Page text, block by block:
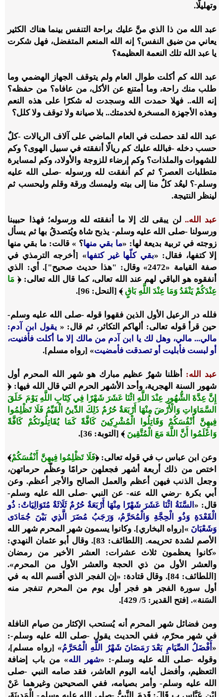
وتهليلًا.
عبد الله من ذا الذي منَّ عليك براحة التنفس بينما هناك الكثير
يعاني من ضيق النفس؟ إنه الله المنعم المتفضل، فهل شكرت
يا عبد الله تلك النعمة العظيمة؟
عبد الله كم أكلت طوال العام ولم يتوقف الجهاز الهضمي وما
طلب منك راحة، وما أمتنع عن الأكل، من عافاه؟ من حفظه؟
إنه الله.. فهلا حمدت الله وسجدت له شكرًا على هذه النعم
وهذه الأجهزة المسخرة لخدمتك.. بلا صيانة ولا توقف ولا كلل؟
عبد الله لقد حصلت في العام الماضي على آلاف الريالات -كلٌ
حسب دخله -فبالله عليك كم ريالًا أنفقته في سبيل الهوى؟ وكم
للشهوات والملذات؟ وكم إرضاء للزوجة والأولاد، وكم لمسايرة
متطلبات العصر؟ ثم كم أنفقت لله ورسوله -صلى الله عليه
وسلم-؟ ليعُد كلٌ منا إلى بيته وليمسك ورقة وقلم وليحسب ثم
لينظر النتيجة.
عبد الله.. لن يبقى لك إلا ما أنفقته لله ورسوله؛ فهذا حبيبنا
ورسولنا -صلى الله عليه وسلم- يذبح شاة ويُتصدقُ بها ثم يسأل
زوجته في تربية بديعة لها: «ما بقي منها؟ » قالت: ما بقي منها
إلا كتفها، فقال: «بقي كلّها غير كتفها» [أخرجه الترمذي في
صفة القيامة «2472» وقال: "هذا حديث صحيح"]. أي: الذي
أنفقوه هو الباقي لهم عند الله تعالى، كما قال الله تعالى:﴿ مَا
عِنْدَكُمْ يَنْفَدُ وَمَا عِنْدَ اللَّهِ بَاقٍ ﴾ [النحل: 96] .
فلله در الرعيل الأول الذين فقهوا قوله -صلى الله عليه وسلم-
حين قرأ قوله تعالى: ألهاكم التكاثر، ثم قال: « يقول ابن آدم:
مالي... مالي، وهل لك يا ابن آدم من مالك إلا ما أكلت فأفنيت،
أو لبست فأبليت أو تصدقت فأمضيت» [رواه مسلم].
عبد الله: أظلنا شهرٌ عظيم مبارك هو شهر الله المحرم أول
شهور السنة الهجرية، وأحد الأشهر الحرم التي قال الله فيها: ﴿
إِنَّ عِدَّةَ الشُّهُورِ عِنْدَ اللَّهِ اثْنَا عَشَرَ شَهْرًا فِي كِتَابِ اللَّهِ يَوْمَ خَلَقَ
السَّمَاوَاتِ وَالْأَرْضَ مِنْهَا أَرْبَعَةٌ حُرُمٌ ذَلِكَ الدِّينُ الْقَيِّمُ فَلَا تَظْلِمُوا
فِيهِنَّ أَنْفُسَكُمْ وَقَاتِلُوا الْمُشْرِكِينَ كَافَّةً كَمَا يُقَاتِلُونَكُمْ كَافَّةً
وَاعْلَمُوا أَنَّ اللَّهَ مَعَ الْمُتَّقِينَ ﴾ [التوبة: 36] .
وعن ابن عباس ب في قوله تعالى:﴿فَلَا تَظْلِمُوا فِيهِنَّ أَنْفُسَكُمْ﴾
اختص من ذلك أربعة أشهر فجعلهن حرامًا وعظّم حرماتهن،
وجعل الذنب فيهن أعظم والعمل الصالح والأجر أعظم. وعن
أبي بكرة -رضي الله عنه- عن النبي -صلى الله عليه وسلم-
قال: «السَّنَةُ اثْنَا عَشَرَ شَهْرًا مِنْهَا أَرْبَعَةٌ حُرُمٌ ثَلَاثَةٌ مُتَوَالِيَاتٌ: ذُو
الْقَعْدَةِ وَذُو الْحِجَّةِ وَالْمُحَرَّمُ، وَرَجَبُ مُضَرَ الَّذِي بَيْنَ جُمَادَى
وَشَعْبَانَ »[رواه البخاري]. وكانوا يسمون شهر المحرم شهر الله
الأصم لشدة تحريمه. [اللطائف: 83]. وقال أبو عثمان النهدي:
«كانوا يعظمون ثلاث عشرات: العشر الأخير من رمضان
والعشر الأول من ذي الحجة والعشر الأول من المحرم».
[اللطائف: 84]. وقال قتادة: «إن الفجر الذي أقسم الله به في
أول سورة الفجر هو فجر أول يوم من المحرم تنفجر منه
السَنة». [فتح القدير: 5/ 429].
ومن فضائل شهر المحرم أنه يُستحب الإكثار من صيام النافلة
في شهر محرّم، ففي الحديث يقول -صلى الله عليه وسلم-:
«أَفْضَلُ الصِّيَامِ بَعْدَ رَمَضَانَ شَهْرُ اللَّهِ الْمُحَرَّمُ» [رواه مسلم]،
وقوله -صلى الله عليه وسلم-: «شهر الله» من باب إضافة
التعظيم، وأفضل أيامه اليوم العاشر، فقد صامه النبي -صلى
الله عليه وسلم- وأمر بصيامه، ففي الصحيحين وغيرهما عَنْ